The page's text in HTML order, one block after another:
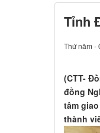
Tỉnh
Thứ năm -
(CTT-
đồng
tâm
thành